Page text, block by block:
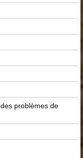
problèmes de